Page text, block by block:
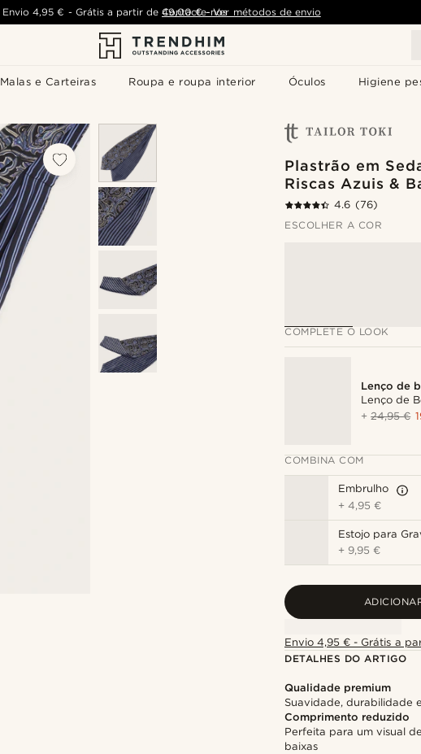
Malas e Carteiras Roupa e roupa interior Óculos Higiene
Envio 4,95 € - Grátis a partir de 49,00 € - Ver métodos de envio
Contacte-nos
Plastrão em
Riscas Azuis &
4.6 (76)
ESCOLHER A COR
COMPLETE O LOOK
Lenço de
Lenço de
+24,95 €
COMBINA COM
Embrulho
+4,95 €
Estojo para
+ 9,95 €
Envio 4,95 € - Grátis a
DETALHES DO ARTIGO
Qualidade premium
Suavidade, durabilidade
Comprimento reduzido
Perfeita para um visual
baixas